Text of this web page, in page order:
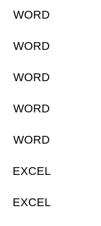
WORD
WORD
WORD
WORD
WORD
EXCEL
EXCEL